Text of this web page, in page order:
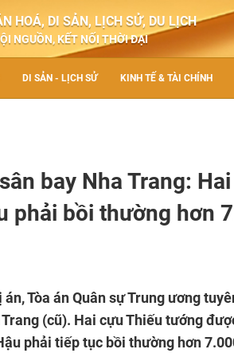
HOÁ, DI SẢN, LỊCH SỬ, DU LỊCH
NGUỒN, KẾT NỐI THỜI ĐẠI
DI SẢN - LỊCH SỬ KINH TẾ & TÀI CHÍNH
bay Nha Trang:
phải bồi thường hơn
Tòa án Quân sự Trung ương
(cũ). Hai cựu Thiếu tướng
phải tiếp tục bồi thường hơn